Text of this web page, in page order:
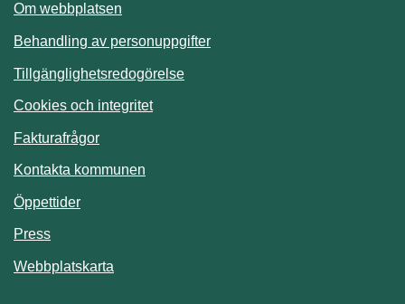
Om webbplatsen
Behandling av personuppgifter
Tillgänglighetsredogörelse
Cookies och integritet
Fakturafrågor
Kontakta kommunen
Öppettider
Press
Webbplatskarta